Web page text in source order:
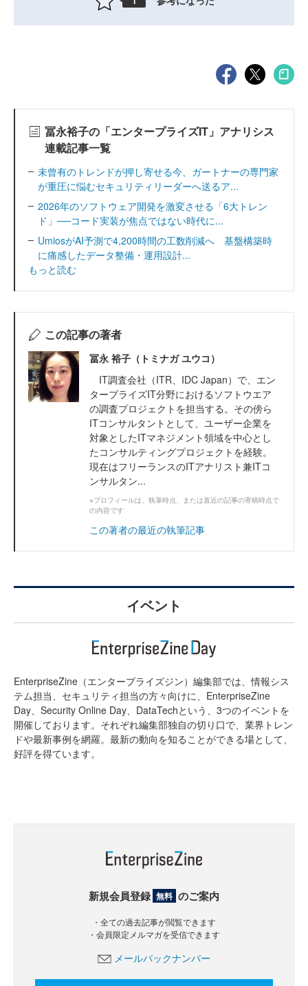
冨永裕子の「エンタープライズIT」アナリシス
連載記事一覧
未曾有のトレンドが押し寄せる今、ガートナーの専門家
が重圧に悩むセキュリティリーダーへ送るア...
2026年のソフトウェア開発を激変させる「6大トレン
ド」──コード実装が焦点ではない時代に...
UmiosがAI予測で4,200時間の工数削減へ 基盤構築時
に痛感したデータ整備・運用設計...
もっと読む
この記事の著者
冨永 裕子（トミナガ ユウコ）
IT調査会社（ITR、IDC Japan）で、エン
タープライズIT分野におけるソフトウエア
の調査プロジェクトを担当する。その傍ら
ITコンサルタントとして、ユーザー企業を
対象としたITマネジメント領域を中心とし
たコンサルティングプロジェクトを経験。
現在はフリーランスのITアナリスト兼ITコ
ンサルタン...
※プロフィールは、執筆時点、または直近の記事の寄稿時点で
の内容です
この著者の最近の執筆記事
イベント
EnterpriseZine（エンタープライズジン）編集部では、情報シス
テム担当、セキュリティ担当の方々向けに、EnterpriseZine
Day、Security Online Day、DataTechという、3つのイベントを
開催しております。それぞれ編集部独自の切り口で、業界トレン
ドや最新事例を網羅。最新の動向を知ることができる場として、
好評を得ています。
新規会員登録 無料 のご案内
・全ての過去記事が閲覧できます
・会員限定メルマガを受信できます
メールバックナンバー